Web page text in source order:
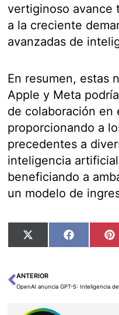
vertiginoso avance
a la creciente
avanzadas de
En resumen, estas
Apple y Meta
de colaboración en
proporcionando a
precedentes a
inteligencia
beneficiando a
un modelo de
Compartir
en
X
en
Ant
ANTERIOR